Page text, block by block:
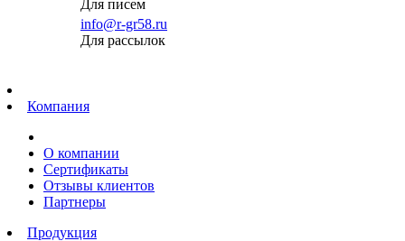
Для писем
info@r-gr58.ru
Для рассылок
Компания
О компании
Сертификаты
Отзывы клиентов
Партнеры
Продукция